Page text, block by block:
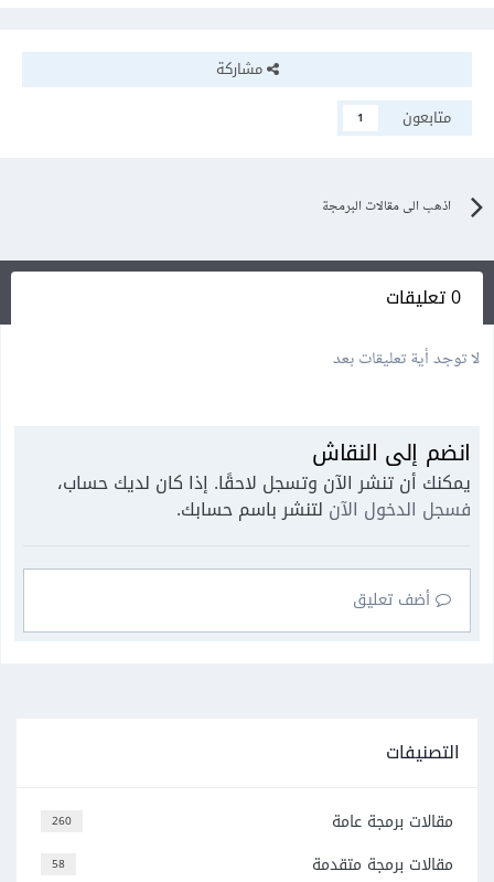
مشاركة
متابعون
1
اذهب الى مقالات البرمجة
0 تعليقات
لا توجد أية تعليقات بعد
انضم إلى النقاش
يمكنك أن تنشر الآن وتسجل لاحقًا. إذا كان لديك حساب،
فسجل الدخول الآن لتنشر باسم حسابك.
أضف تعليق
التصنيفات
260 مقالات برمجة عامة
58 مقالات برمجة متقدمة